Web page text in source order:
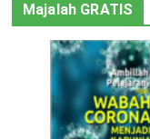
Majalah GRATIS